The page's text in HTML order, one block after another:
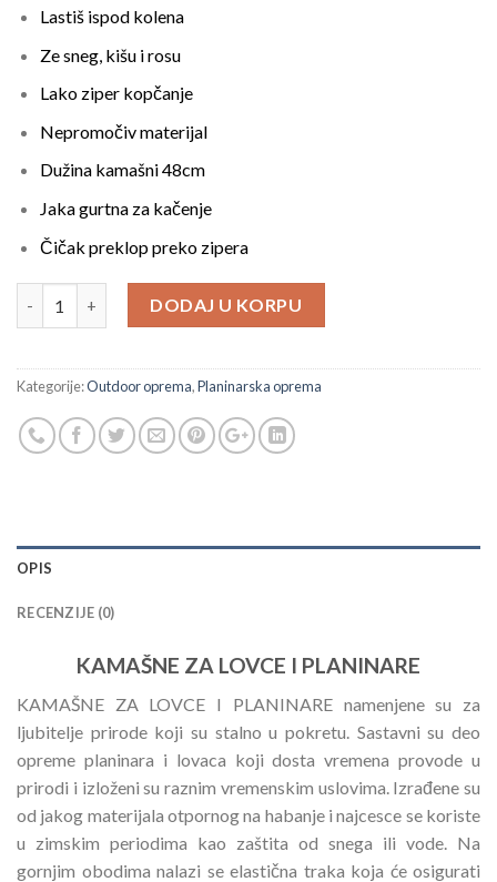
Lastiš ispod kolena
Ze sneg, kišu i rosu
Lako ziper kopčanje
Nepromočiv materijal
Dužina kamašni 48cm
Jaka gurtna za kačenje
Čičak preklop preko zipera
KAMAŠNE ZA LOVCE I PLANINARE količina
DODAJ U KORPU
Kategorije:Outdoor oprema,Planinarska oprema
OPIS
RECENZIJE (0)
KAMAŠNE ZA LOVCE I PLANINARE
KAMAŠNE ZA LOVCE I PLANINARE namenjene su za
ljubitelje prirode koji su stalno u pokretu. Sastavni su deo
opreme planinara i lovaca koji dosta vremena provode u
prirodi i izloženi su raznim vremenskim uslovima. Izrađene su
od jakog materijala otpornog na habanje i najcesce se koriste
u zimskim periodima kao zaštita od snega ili vode. Na
gornjim obodima nalazi se elastična traka koja će osigurati